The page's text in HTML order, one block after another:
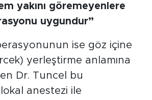
yakını göremeyenlere
uygundur”
ise göz içine
yerleştirme anlamına
Dr. Tuncel bu
anestezi ile